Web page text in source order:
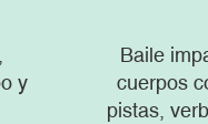
y
Baile
cuerpos
pistas,